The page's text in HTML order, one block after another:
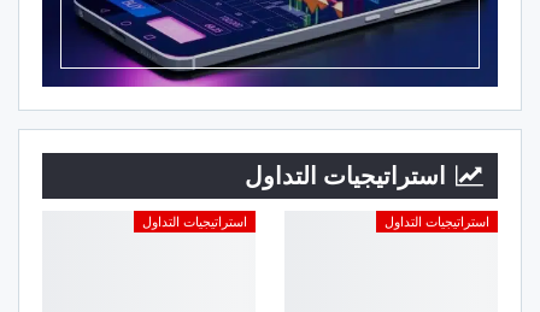
استراتيجيات التداول
استراتيجيات التداول استراتيجيات التداول